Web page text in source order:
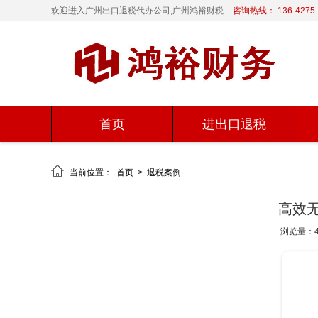
欢迎进入广州出口退税代办公司,广州鸿裕财税 咨询热线： 136-
首页 进出口退税
 当前位置： 首页 > 退税案例
高效
浏览量：